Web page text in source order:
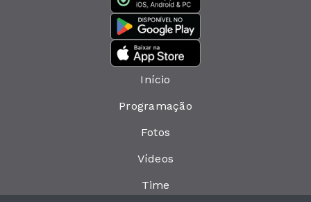
Início
Programação
Fotos
Vídeos
Time